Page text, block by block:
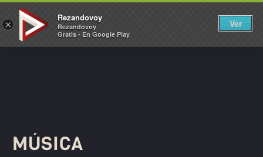
×
Rezandovoy
Rezandovoy
Gratis - En Google Play
Ver
REZANDOVOY
MÚSICA